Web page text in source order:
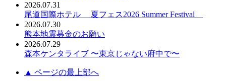
2026.07.31
尾道国際ホテル 夏フェス2026 Summer Festival
2026.07.30
熊本地震募金のお願い
2026.07.29
森本ケンタライブ 〜東京じゃない府中で〜
▲ ページの最上部へ